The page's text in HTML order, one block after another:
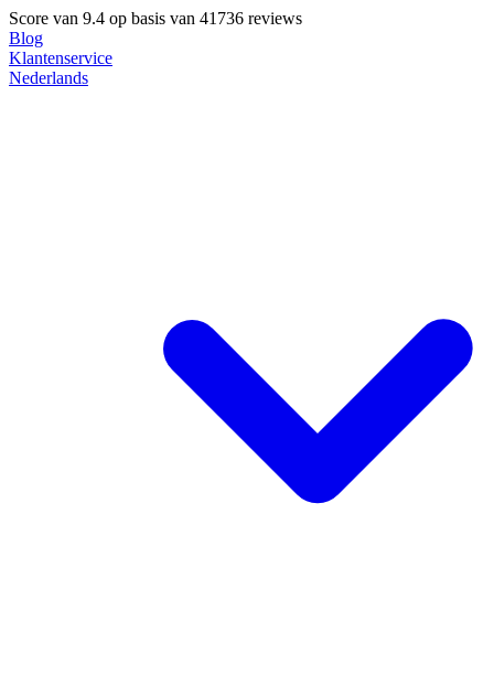
Score van 9.4 op basis van 41736 reviews
Blog
Klantenservice
Nederlands